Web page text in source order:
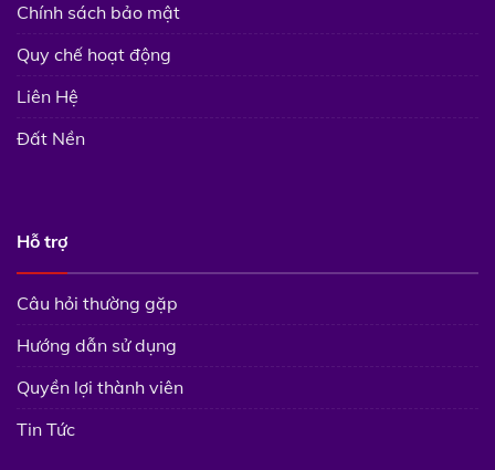
Chính sách bảo mật
Quy chế hoạt động
Liên Hệ
Đất Nền
Hỗ trợ
Câu hỏi thường gặp
Hướng dẫn sử dụng
Quyền lợi thành viên
Tin Tức